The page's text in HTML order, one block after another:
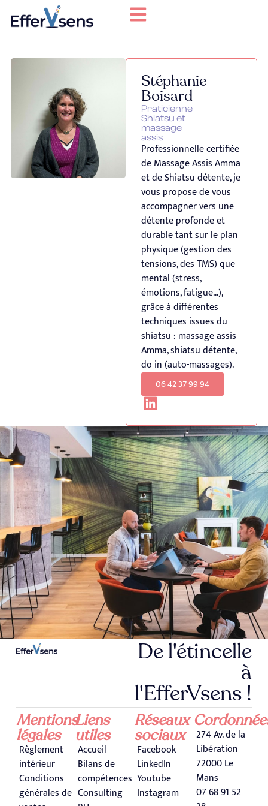
Stéphanie
Boisard
Praticienne
Shiatsu et
massage
assis
Professionnelle certifiée
de Massage Assis Amma
et de Shiatsu détente, je
vous propose de vous
accompagner vers une
détente profonde et
durable tant sur le plan
physique (gestion des
tensions, des TMS) que
mental (stress,
émotions, fatigue…),
grâce à différentes
techniques issues du
shiatsu : massage assis
Amma, shiatsu détente,
do in (auto-massages).
06 42 37 99 94
De l'étincelle
à
l'EfferVsens !
Mentions
légales
Règlement
intérieur
Conditions
générales de
Liens
utiles
Accueil
Bilans de
compétences
Consulting
Réseaux
sociaux
Facebook
LinkedIn
Youtube
Instagram
274 Av. de la
Libération
72000 Le
Mans
07 68 91 52